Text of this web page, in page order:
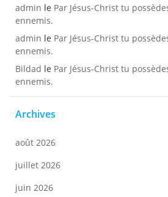
admin le Par Jésus-Christ tu
ennemis.
admin le Par Jésus-Christ tu
ennemis.
Bildad le Par Jésus-Christ tu
ennemis.
Archives
août 2026
juillet 2026
juin 2026